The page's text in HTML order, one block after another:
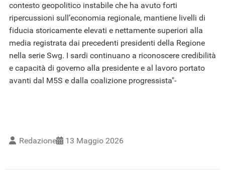
contesto geopolitico instabile che ha avuto forti
ripercussioni sull’economia regionale, mantiene livelli di
fiducia storicamente elevati e nettamente superiori alla
media registrata dai precedenti presidenti della Regione
nella serie Swg. I sardi continuano a riconoscere credibilità
e capacità di governo alla presidente e al lavoro portato
avanti dal M5S e dalla coalizione progressista"-
Redazione 13 Maggio 2026